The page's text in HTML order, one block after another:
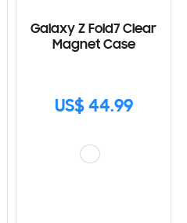
Galaxy Z Fold7 Clear
Magnet Case
US$ 44.99